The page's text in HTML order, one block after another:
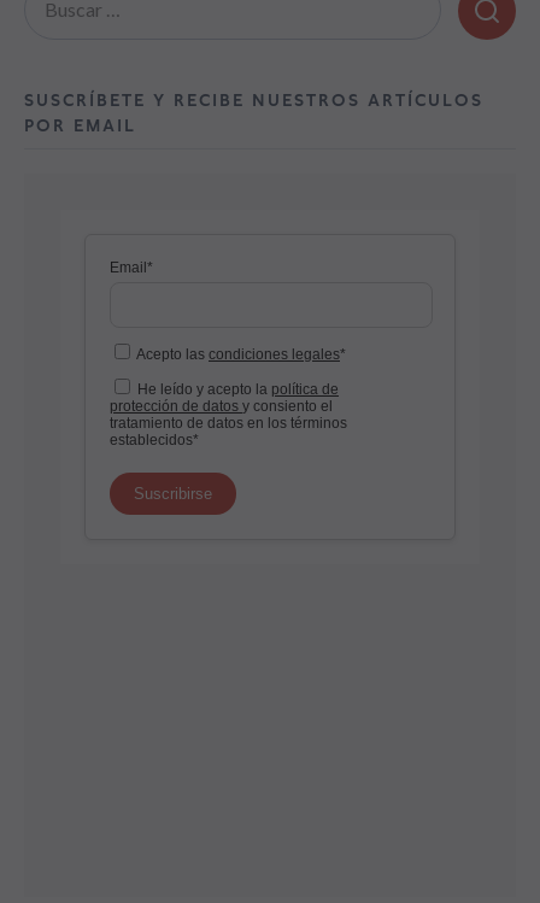
SUSCRÍBETE Y RECIBE NUESTROS ARTÍCULOS
POR EMAIL